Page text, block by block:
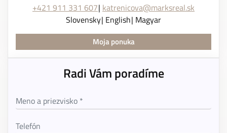
+421 911 331 607 katrenicova@marksreal.sk
Slovensky English Magyar
Moja ponuka
Radi Vám poradíme